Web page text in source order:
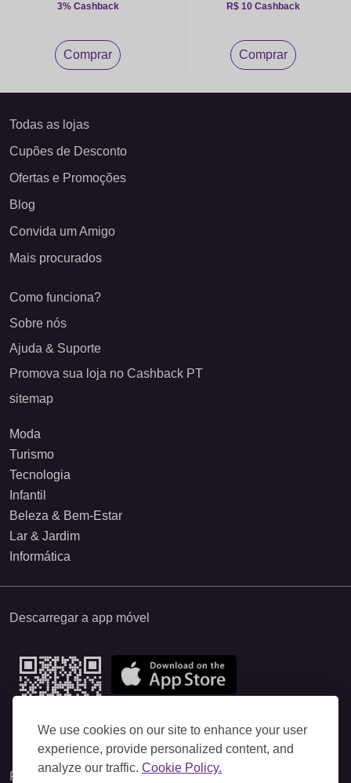
We use cookies on our site to enhance your user
experience, provide personalized content, and
analyze our traffic. Cookie Policy.
3% Cashback
Comprar
R$ 10 Cashback
Comprar
Todas as lojas
Cupões de Desconto
Ofertas e Promoções
Blog
Convida um Amigo
Mais procurados
Como funciona?
Sobre nós
Ajuda & Suporte
Promova sua loja no Cashback PT
sitemap
Moda
Turismo
Tecnologia
Infantil
Beleza & Bem-Estar
Lar & Jardim
Informática
Descarregar a app móvel
Follow Us